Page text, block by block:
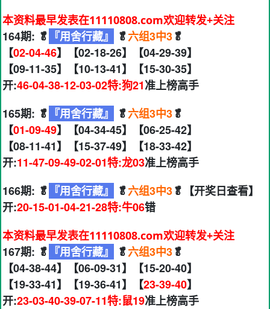
本资料最早发表在11110808.com欢迎转发+关注
164期: 🥬 『用舍行藏』 🥬六组3中3🥬
【02-04-46】【02-18-26】【04-29-39】
【09-11-35】【10-13-41】【15-30-35】
开:46-04-38-12-03-02特:狗21准上榜高手
165期: 🥬 『用舍行藏』 🥬六组3中3🥬
【01-09-49】【04-34-45】【06-25-42】
【08-11-41】【15-37-49】【18-33-42】
开:11-47-09-49-02-01特:龙03准上榜高手
166期: 🥬 『用舍行藏』 🥬六组3中3🥬【开奖日查看】
开:20-15-01-04-21-28特:牛06错
本资料最早发表在11110808.com欢迎转发+关注
167期: 🥬 『用舍行藏』 🥬六组3中3🥬
【04-38-44】【06-09-31】【15-20-40】
【19-33-41】【19-36-41】【23-39-40】
开:23-03-40-39-07-11特:鼠19准上榜高手